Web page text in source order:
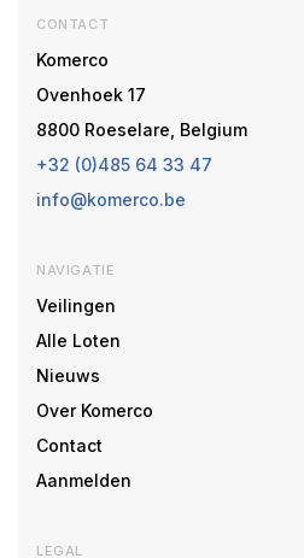
CONTACT
Komerco
Ovenhoek 17
8800 Roeselare, Belgium
+32 (0)485 64 33 47
info@komerco.be
NAVIGATIE
Veilingen
Alle Loten
Nieuws
Over Komerco
Contact
Aanmelden
LEGAL